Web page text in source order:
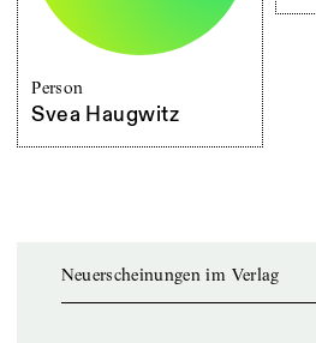
Person
Svea Haugwitz
Neuerscheinungen im Verlag